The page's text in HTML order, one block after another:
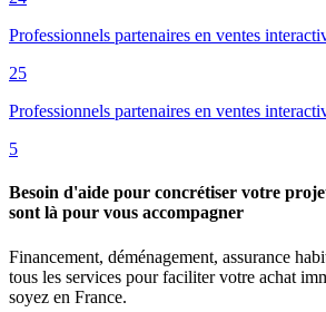
Professionnels partenaires en ventes
25
Professionnels partenaires en ventes
5
Besoin d'aide pour concrétiser votre
sont là pour vous accompagner
Financement, déménagement, assurance
tous les services pour faciliter votre achat
soyez en France.